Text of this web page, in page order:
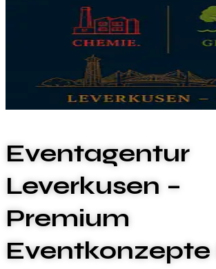
Eventagentur
Leverkusen –
Premium
Eventkonzepte